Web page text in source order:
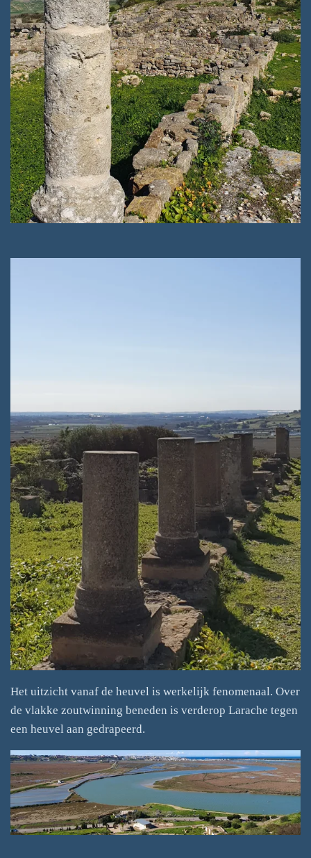
Het uitzicht vanaf de heuvel is werkelijk fenomenaal. Over
de vlakke zoutwinning beneden is verderop Larache tegen
een heuvel aan gedrapeerd.